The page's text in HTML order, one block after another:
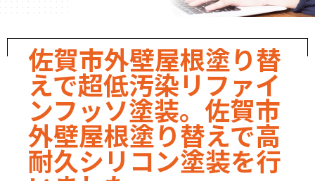
佐賀市外壁屋根塗り替
えで超低汚染リファイ
ンフッソ塗装。佐賀市
外壁屋根塗り替えで高
耐久シリコン塗装を行